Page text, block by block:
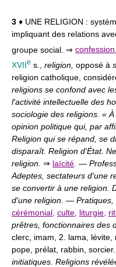
3 ♦ UNE RELIGION :
impliquant des relations
groupe social. ⇒ confession
XVIIe s., religion, opposé à
religion catholique,
religions se confond avec
l'activité intellectuelle des
sociologie des religions. «
opinion politique qui, par
Religion qui se répand, se
disparaît. Religion d'État.
religion. ⇒ laïcité —
Adeptes, sectateurs d'une
se convertir à une religion.
d'une religion. — Pratiques,
cérémonial culte liturgie
prêtres, fonctionnaires des
clerc, imam, 2. lama, lévite,
pope, prélat, rabbin,
initiatiques. Religions